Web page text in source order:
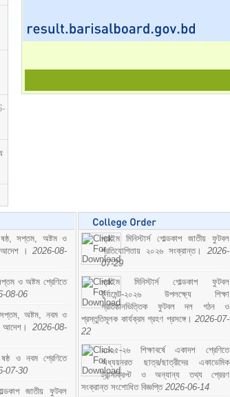
ষষ্ঠ, সপ্তম, অষ্টম ও
আদেশ । 2026-08-
ও অষ্টম শ্রেণিতে
08-06
সপ্তম, অষ্টম, নবম ও
আদেশ। 2026-08-
ও নবম শ্রেণিতে
07-30
জাতীয় ফুটবল
প্রাইম মিনিস্টার্স গোল্ডকাপ জাতীয় ফুটবল
প্রতিযোগিতায় ২০২৬ সংক্রান্ত। 2026-
07-29
প্রাইম মিনিস্টার্স গোল্ডকাপ ফুটবল
টুর্নামেন্ট-২০২৬ উপলক্ষ্যে শিক্ষা
প্রতিষ্ঠানভিত্তিক ফুটবল দল গঠন ও
প্রস্তুতিমূলক কার্যক্রম গ্রহণ প্রসঙ্গে। 2026-07-
22
২০২৫-২৬ শিক্ষাবর্ষে একাদশ শ্রেণিতে
অধ্যয়নরত ছাত্র/ছাত্রীদের একাডেমিক
ট্রান্সক্রিপ্ট ও অন্যান্য তথ্য প্রেরণ
সংক্রান্ত সংশোধিত বিজ্ঞপ্তি 2026-06-14